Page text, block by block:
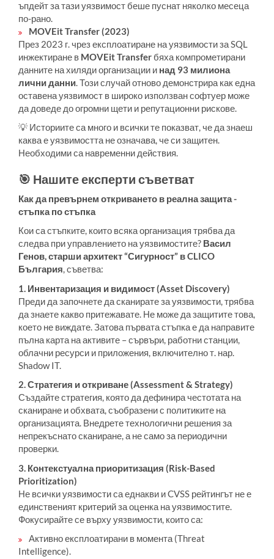
ъпдейт за тази уязвимост беше пуснат няколко месеца
по-рано.
MOVEit Transfer (2023)
През 2023 г. чрез експлоатиране на уязвимости за SQL
инжектиране в MOVEit Transfer бяха компрометирани
данните на хиляди организации и над 93 милиона
лични данни . Този случай отново демонстрира как една
оставена уязвимост в широко използван софтуер може
да доведе до огромни щети и репутационни рискове.
💡 Историите са много и всички те показват, че да знаеш
каква е уязвимостта не означава, че си защитен.
Необходими са навременни действия.
🎯 Нашите експерти съветват
Как да превърнем откриването в реална защита -
стъпка по стъпка
Кои са стъпките, които всяка организация трябва да
следва при управлението на уязвимостите? Васил
Генов, старши архитект “Сигурност” в CLICO
България, съветва:
1. Инвентаризация и видимост (Asset Discovery)
Преди да започнете да сканирате за уязвимости, трябва
да знаете какво притежавате. Не може да защитите това,
което не виждате. Затова първата стъпка е да направите
пълна карта на активите – сървъри, работни станции,
облачни ресурси и приложения, включително т. нар.
Shadow IT.
2. Стратегия и откриване (Assessment & Strategy)
Създайте стратегия, която да дефинира честотата на
сканиране и обхвата, съобразени с политиките на
организацията. Внедрете технологични решения за
непрекъснато сканиране, а не само за периодични
проверки.
3. Контекстуална приоритизация (Risk-Based
Prioritization)
Не всички уязвимости са еднакви и CVSS рейтингът не е
единственият критерий за оценка на уязвимостите.
Фокусирайте се върху уязвимости, които са:
Активно експлоатирани в момента (Threat
Intelligence).